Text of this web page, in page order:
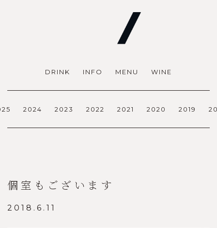
DRINK INFO MENU WINE
2024 2023 2022 2021 2020 2019
個室もございます
2018.6.11